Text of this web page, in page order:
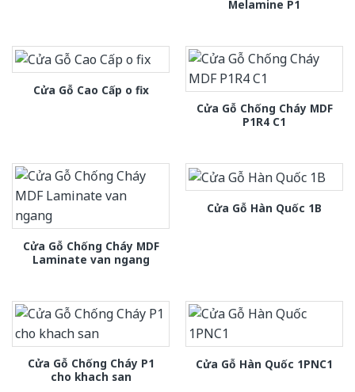
Melamine P1
Cửa Gỗ Cao Cấp o fix
Cửa Gỗ Chống Cháy MDF
P1R4 C1
Cửa Gỗ Chống Cháy MDF
Laminate van ngang
Cửa Gỗ Hàn Quốc 1B
Cửa Gỗ Chống Cháy P1
cho khach san
Cửa Gỗ Hàn Quốc 1PNC1